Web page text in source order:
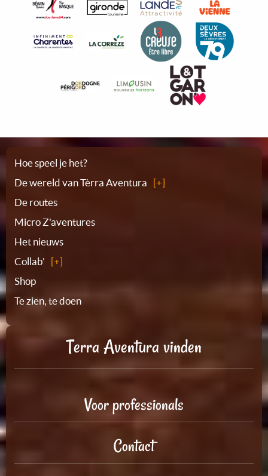
Plattegrond
Hoe speel je het?
De wereld van Tèrra Aventura
De routes
Micro Z'aventures
Het nieuws
Collab'
Shop
Te zien, te doen
Terra Aventura vinden
Voor professionals
Contact